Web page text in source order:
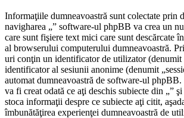
Informaţiile dumneavoastră sunt colectate prin
navigharea „” software-ul phpBB va crea un
care sunt fişiere text mici care sunt descărcate
al browserului computerului dumneavoastră.
uri conţin un identificator de utilizator (denumit
identificator al sesiunii anonime (denumit
automat dumneavoastră de software-ul
va fi creat odată ce aţi deschis subiecte din „”
stoca informaţii despre ce subiecte aţi citit,
îmbunătăţirea experienţei dumneavoastră de